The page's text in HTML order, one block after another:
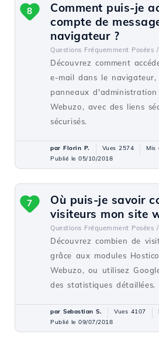
Comment puis-je
compte de
navigateur ?
Questions Fréquemment Posées /
Découvrez comment
e-mail dans le
panneaux
Webuzo, avec des liens
sécurisés.
8
par Florin P. Vues 2574
Mis
Publié le 05/10/2018
Où puis-je savoir
visiteurs mon site
Questions Fréquemment Posées /
Découvrez combien de
grâce aux modules
Webuzo, ou utilisez
des statistiques détaillées.
7
par Sebastian S. Vues 4107
Publié le 09/07/2018